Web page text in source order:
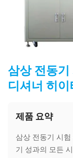
삼상 전동기
디셔너 히이
제품 요약
삼상 전동기 시
기 성과의 모든